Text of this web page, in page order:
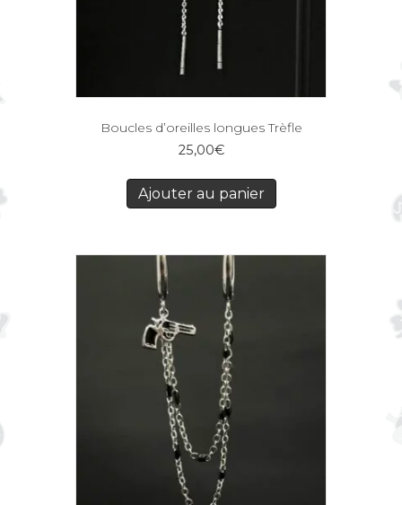
Boucles d’oreilles longues Trèfle
25,00€
Ajouter au panier